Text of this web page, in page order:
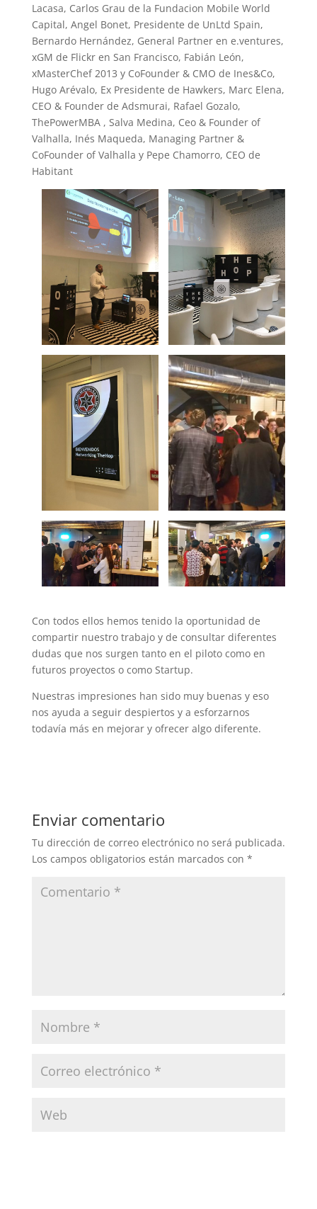
Lacasa, Carlos Grau de la Fundacion Mobile World
Capital, Angel Bonet, Presidente de UnLtd Spain,
Bernardo Hernández, General Partner en e.ventures,
xGM de Flickr en San Francisco, Fabián León,
xMasterChef 2013 y CoFounder & CMO de Ines&Co,
Hugo Arévalo, Ex Presidente de Hawkers, Marc Elena,
CEO & Founder de Adsmurai, Rafael Gozalo,
ThePowerMBA , Salva Medina, Ceo & Founder of
Valhalla, Inés Maqueda, Managing Partner &
CoFounder of Valhalla y Pepe Chamorro, CEO de
Habitant
Con todos ellos hemos tenido la oportunidad de
compartir nuestro trabajo y de consultar diferentes
dudas que nos surgen tanto en el piloto como en
futuros proyectos o como Startup.
Nuestras impresiones han sido muy buenas y eso
nos ayuda a seguir despiertos y a esforzarnos
todavía más en mejorar y ofrecer algo diferente.
Enviar comentario
Tu dirección de correo electrónico no será publicada.
Los campos obligatorios están marcados con *